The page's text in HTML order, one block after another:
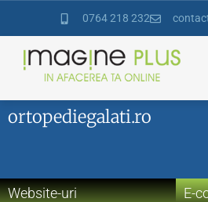
0764 218 232
ortopediegalati.ro
Website-uri E-